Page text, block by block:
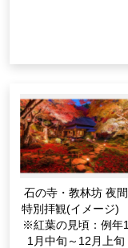
石の寺・教林坊 夜間
特別拝観(イメージ)
※紅葉の見頃：例年1
1月中旬～12月上旬